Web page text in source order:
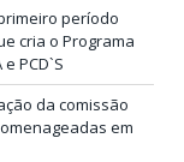
período
cria o Programa
PCD`S
da comissão
em